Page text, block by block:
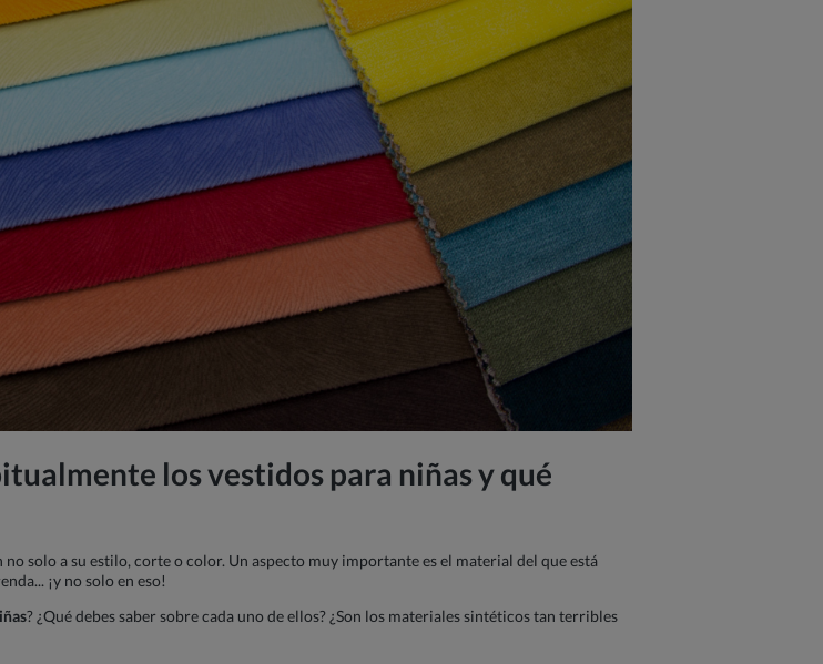
losvestidos para niñasy qué
solo a su estilo, corte o color. Un aspecto muy importante es el material del que está
¡y no solo en eso!
? ¿Qué debes saber sobre cada uno de ellos? ¿Son los materiales sintéticos tan terribles